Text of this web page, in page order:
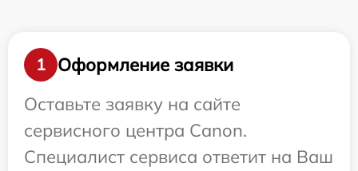
1
Оформление заявки
Оставьте заявку на сайте
сервисного центра Canon.
Специалист сервиса ответит на Ваш